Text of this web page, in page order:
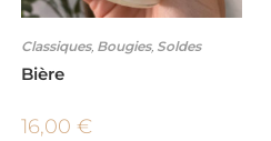
Classiques, Bougies, Soldes
Bière
16,00 €